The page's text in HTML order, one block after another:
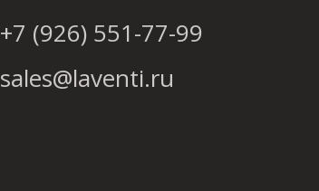
+7 (926) 551-77-99
sales@laventi.ru